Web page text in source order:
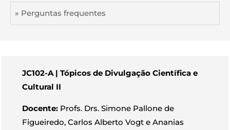
» Perguntas frequentes
JC102-A | Tópicos de Divulgação Científica e
Cultural II
Docente: Profs. Drs. Simone Pallone de
Figueiredo, Carlos Alberto Vogt e Ananias